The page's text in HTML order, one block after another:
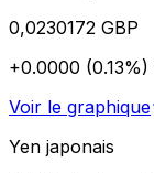
0,0230172 GBP
+0.0000 (0.13%)
Voir le graphique
Yen japonais